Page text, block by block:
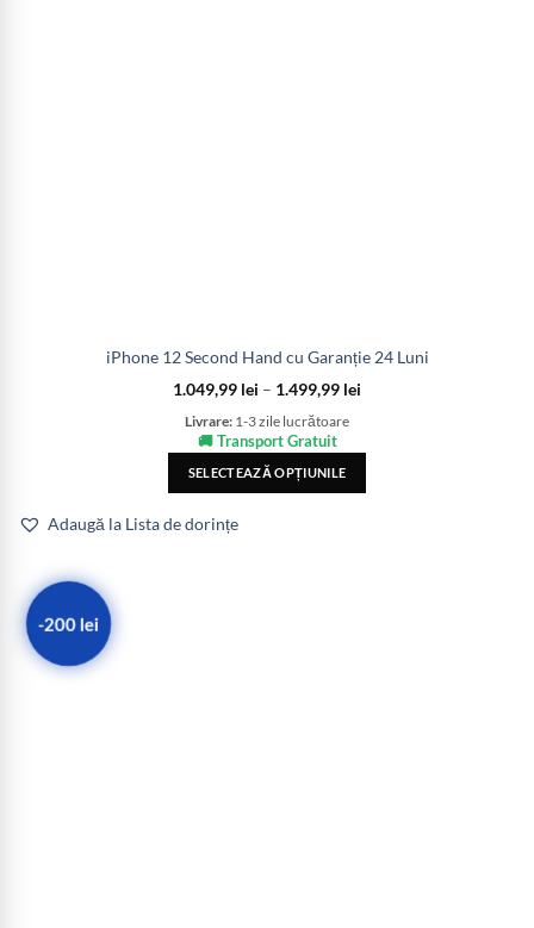
iPhone 12 Second Hand cu Garanție 24 Luni
1.049,99 lei – 1.499,99 lei
Livrare: 1-3 zile lucrătoare
🚚 Transport Gratuit
SELECTEAZĂ OPȚIUNILE
Adaugă la Lista de dorințe
-200 lei